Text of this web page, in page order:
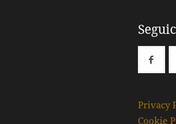
Privacy
Cookie